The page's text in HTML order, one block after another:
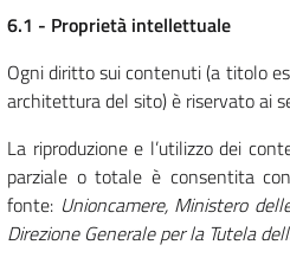
6.1 - Proprietà intellettuale
Ogni diritto sui contenuti (a titolo
architettura del sito) è riservato ai
La riproduzione e l’utilizzo dei
parziale o totale è consentita
fonte: Unioncamere, Ministero
Direzione Generale per la Tutela